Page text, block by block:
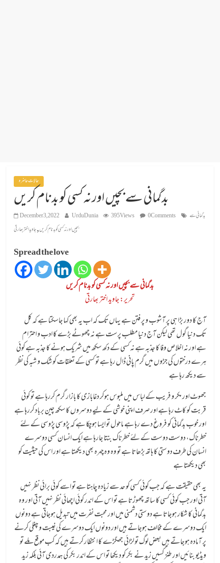
حالات حاضرہ
بدگمانی سے بچیں اور نہ کسی کو بدنام کریں
December 3, 2022 UrduDunia 395 Views 0 Comments
بدگمانی سے
بچیں اور نہ کسی کو بدنام کریں,جاوید اختر بھارتی
Spread the love
بدگمانی سے بچیں اور نہ کسی کو بدنام کریں
تحریر: جاوید اختر بھارتی
آج کا دور بڑا ہی پر آشوب و پر فتن ہے یہاں تک کہ اب یہ بھی کہا جاسکتا ہے کہ کل
تک دنیا گول تھی لیکن آج دنیا مطلب پرست ہے نہ چھوٹے بڑے کا ادب و احترام
ہے اور نہ اخلاص وفا کا جذبہ ہے نہ کسی کے دکھ سکھ میں شریک ہونے کا جذبہ ہے کوئی
ہرے درختوں کی جڑوں میں گرم پانی ڈال رہا ہے تو کسی کے تعلقات کو شک و شبہ کی نظر
سے دیکھ رہا ہے
جھوٹ اور مکر و فریب کے لباس میں ملبوس ہوکر دغابازی کا بازار گرم کررہا ہے تو کوئی
قربت کو کاٹ رہا ہے اور صرف اپنی خوشی کے لیے دوسروں کا سکھ چین برباد کررہا ہے
اور خوب بدگمانی کو فروغ دے رہا ہے ماحول تو ایسا ہوچکا ہے کہ پڑوسی پڑوسی کے لئے
خطرناک، دوست دوست کے لئے خطرناک بنتا جارہا ہے ایک انسان کسی دوسرے
انسان کی طرف دوستی کا ہاتھ بڑھاتا ہے تو وہ وہ چہرہ بھی دیکھتا ہے اور اس کی حیثیت کو
بھی دیکھتا ہے
یہ بھی حقیقت ہے کہ جب کوئی کسی کو حد سے زیادہ چاہتا ہے تو اسے کوئی برائی نظر نہیں
آتی اور جب کوئی کسی کا ساتھ چھوڑتا ہے تو اس کے اندر کوئی اچھائی نظر نہیں آتی اور وہ
بدگمانی کا شکار ہوجاتا ہے دوستی دشمنی میں اور محبت نفرت میں تبدیل ہوجاتی ہے دونوں
ایک دوسرے کے مخالف ہوجاتے ہیں اور دونوں ایک دوسرے کی غیبت و چغلی کرنے
پر آمادہ ہوجاتے ہیں بعض لوگ تو لڑائی جھگڑے کا انتظار کرتے ہیں کہ کب موقع ملے تو
ویڈیو بنائیں اور طنز کسیں زید نے بکر کو دیکھا تو اس کے اندر بکر کی ہمدردی آئی بلکہ زید